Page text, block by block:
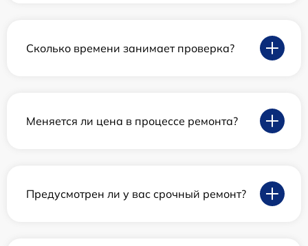
Сколько времени занимает проверка?
Меняется ли цена в процессе ремонта?
Предусмотрен ли у вас срочный ремонт?